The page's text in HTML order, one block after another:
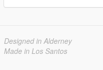
Designed in Alderney
Made in Los Santos